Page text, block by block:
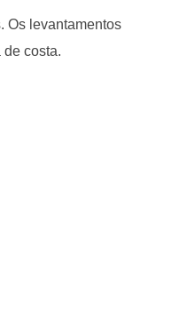
Os levantamentos
costa.